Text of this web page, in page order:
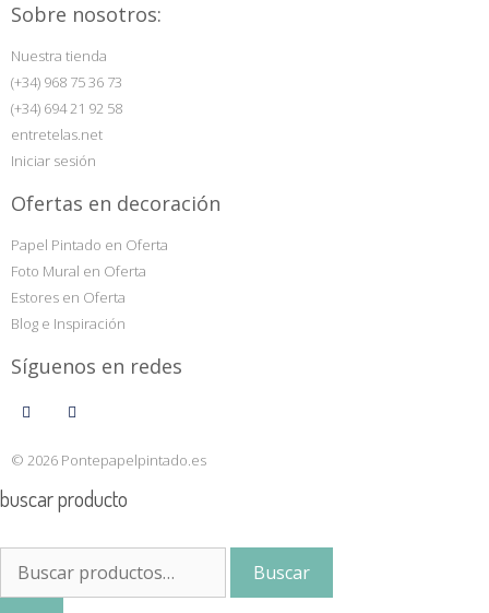
Sobre nosotros:
Nuestra tienda
(+34) 968 75 36 73
(+34) 694 21 92 58
entretelas.net
Iniciar sesión
Ofertas en decoración
Papel Pintado en Oferta
Foto Mural en Oferta
Estores en Oferta
Blog e Inspiración
Síguenos en redes
© 2026 Pontepapelpintado.es
buscar producto
Buscar